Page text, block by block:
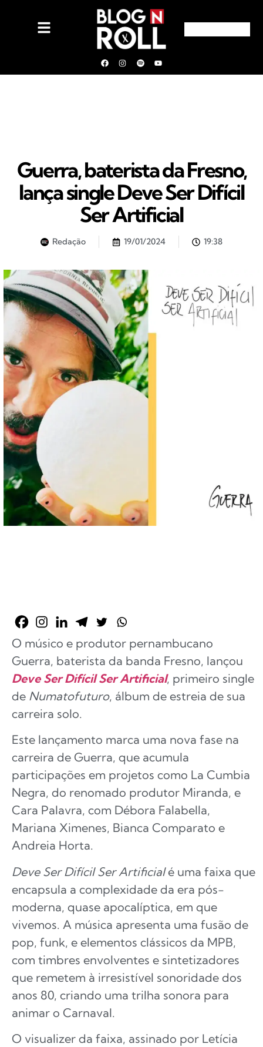
Guerra, baterista da Fresno,
lança single Deve Ser Difícil
Ser Artificial
Redação 19/01/2024 19:38
O músico e produtor pernambucano
Guerra, baterista da banda Fresno, lançou
Deve Ser Difícil Ser Artificial, primeiro single
de Numatofuturo, álbum de estreia de sua
carreira solo.
Este lançamento marca uma nova fase na
carreira de Guerra, que acumula
participações em projetos como La Cumbia
Negra, do renomado produtor Miranda, e
Cara Palavra, com Débora Falabella,
Mariana Ximenes, Bianca Comparato e
Andreia Horta.
Deve Ser Difícil Ser Artificialé uma faixa que
encapsula a complexidade da era pós-
moderna, quase apocalíptica, em que
vivemos. A música apresenta uma fusão de
pop, funk, e elementos clássicos da MPB,
com timbres envolventes e sintetizadores
que remetem à irresistível sonoridade dos
anos 80, criando uma trilha sonora para
animar o Carnaval.
O visualizer da faixa, assinado por Letícia